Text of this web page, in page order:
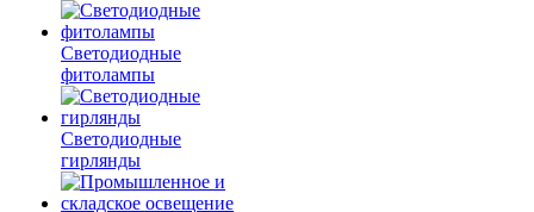
Светодиодные
фитолампы
Светодиодные
гирлянды